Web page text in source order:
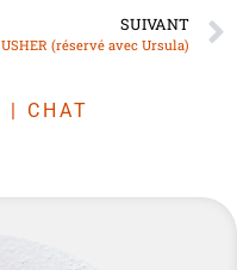
SUIVANT
USHER (réservé avec Ursula)
| CHAT